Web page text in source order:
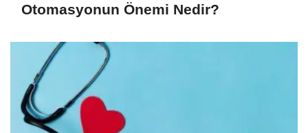
Otomasyonun Önemi Nedir?